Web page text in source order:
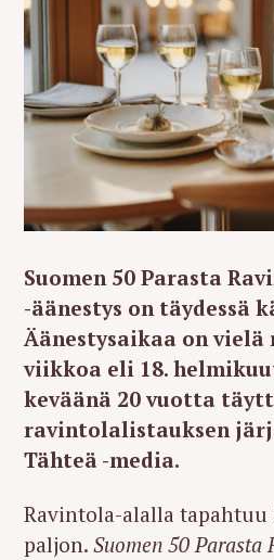
Suomen 50 Parasta
-äänestys on täydessä
Äänestysaikaa on
viikkoa eli 18.
keväänä 20 vuotta
ravintolalistauksen
Tähteä -media.
Ravintola-alalla
paljon. Suomen 50 Parasta